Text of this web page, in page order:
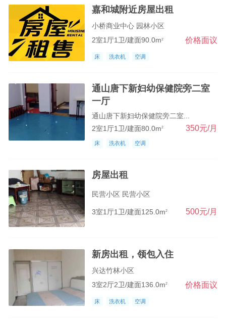
嘉和城附近房屋出租
小桥商业中心 园林小区
2室1厅1卫/建面90.0m2 价格面议
床 洗衣机 空调
通山唐下新妇幼保健院旁二室
一厅
通山唐下新妇幼保健院旁二室...
2室1厅1卫/建面80.0m2 350元/月
床 洗衣机 空调
房屋出租
民营小区 民营小区
3室1厅1卫/建面125.0m2 500元/月
新房出租，领包入住
兴达竹林小区
3室2厅2卫/建面136.0m2 价格面议
床 洗衣机 空调